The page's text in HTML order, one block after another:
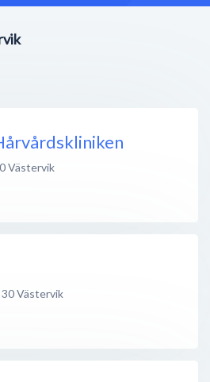
Västervik
Västervik